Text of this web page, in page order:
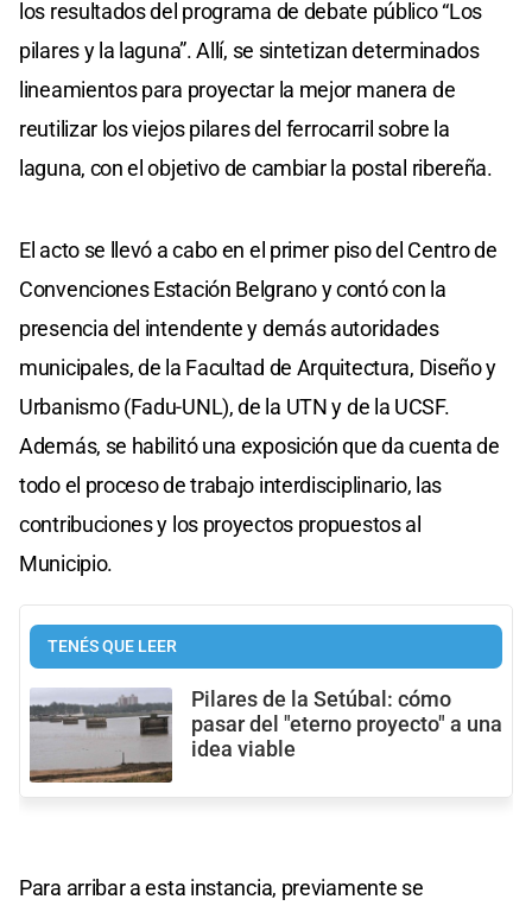
los resultados del programa de debate público “Los
pilares y la laguna”. Allí, se sintetizan determinados
lineamientos para proyectar la mejor manera de
reutilizar los viejos pilares del ferrocarril sobre la
laguna, con el objetivo de cambiar la postal ribereña.
El acto se llevó a cabo en el primer piso del Centro de
Convenciones Estación Belgrano y contó con la
presencia del intendente y demás autoridades
municipales, de la Facultad de Arquitectura, Diseño y
Urbanismo (Fadu-UNL), de la UTN y de la UCSF.
Además, se habilitó una exposición que da cuenta de
todo el proceso de trabajo interdisciplinario, las
contribuciones y los proyectos propuestos al
Municipio.
TENÉS QUE LEER
Pilares de la Setúbal: cómo
pasar del "eterno proyecto" a una
idea viable
Para arribar a esta instancia, previamente se